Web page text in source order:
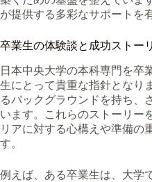
が提供する多彩なサポートを
卒業生の体験談と成功ストー
日本中央大学の本科専門を卒
生にとって貴重な指針となり
るバックグラウンドを持ち、
います。これらのストーリー
リアに対する心構えや準備の
す。
例えば、ある卒業生は、大学